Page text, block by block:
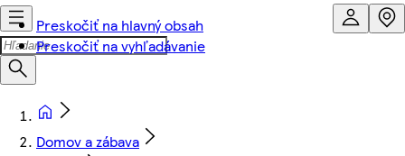
Preskočiť na hlavný obsah
Preskočiť na vyhľadávanie
Domov a zábava